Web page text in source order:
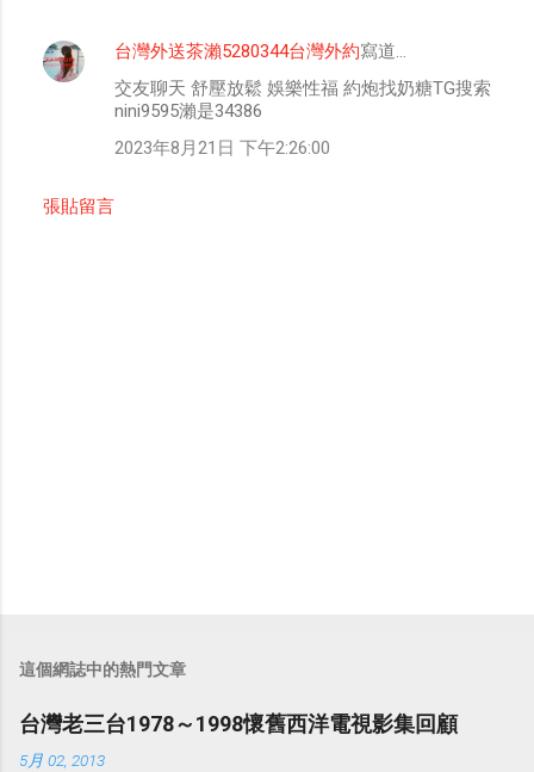
台灣外送茶瀨5280344台灣外約寫道…
交友聊天 舒壓放鬆 娛樂性福 約炮找奶糖TG搜索
nini9595瀨是34386
2023年8月21日 下午2:26:00
張貼留言
這個網誌中的熱門文章
台灣老三台1978～1998懷舊西洋電視影集回顧
5月 02, 2013